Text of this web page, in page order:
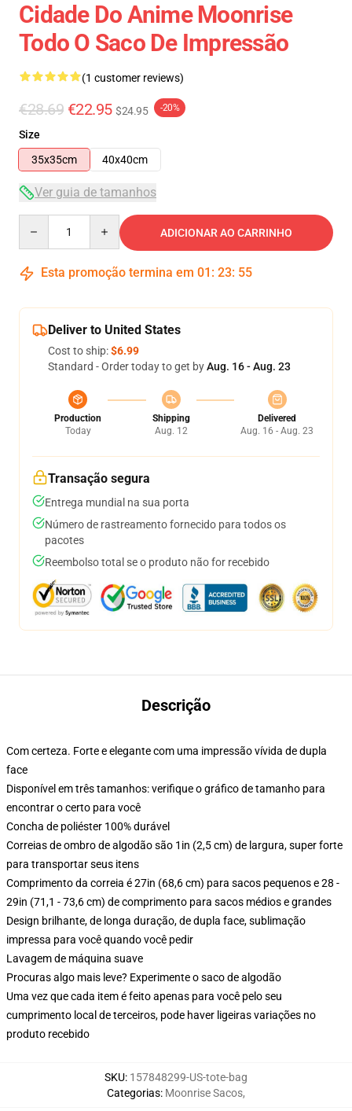
Cidade Do Anime Moonrise
Todo O Saco De Impressão
(1 customer reviews)
€28.69 €22.95 $24.95 -20%
Size
35x35cm
40x40cm
Ver guia de tamanhos
ADICIONAR AO CARRINHO
Esta promoção termina em 01 : 23: 54
Deliver to United States
Cost to ship:$6.99
Standard - Order today to get byAug. 16 - Aug. 23
Production
Today
Shipping
Aug. 12
Delivered
Aug. 16 - Aug. 23
Transação segura
Entrega mundial na sua porta
Número de rastreamento fornecido para todos os
pacotes
Reembolso total se o produto não for recebido
Descrição
Com certeza. Forte e elegante com uma impressão vívida de dupla
face
Disponível em três tamanhos: verifique o gráfico de tamanho para
encontrar o certo para você
Concha de poliéster 100% durável
Correias de ombro de algodão são 1in (2,5 cm) de largura, super forte
para transportar seus itens
Comprimento da correia é 27in (68,6 cm) para sacos pequenos e 28 -
29in (71,1 - 73,6 cm) de comprimento para sacos médios e grandes
Design brilhante, de longa duração, de dupla face, sublimação
impressa para você quando você pedir
Lavagem de máquina suave
Procuras algo mais leve? Experimente o saco de algodão
Uma vez que cada item é feito apenas para você pelo seu
cumprimento local de terceiros, pode haver ligeiras variações no
produto recebido
SKU: 157848299-US-tote-bag
Categorias: Moonrise Sacos,